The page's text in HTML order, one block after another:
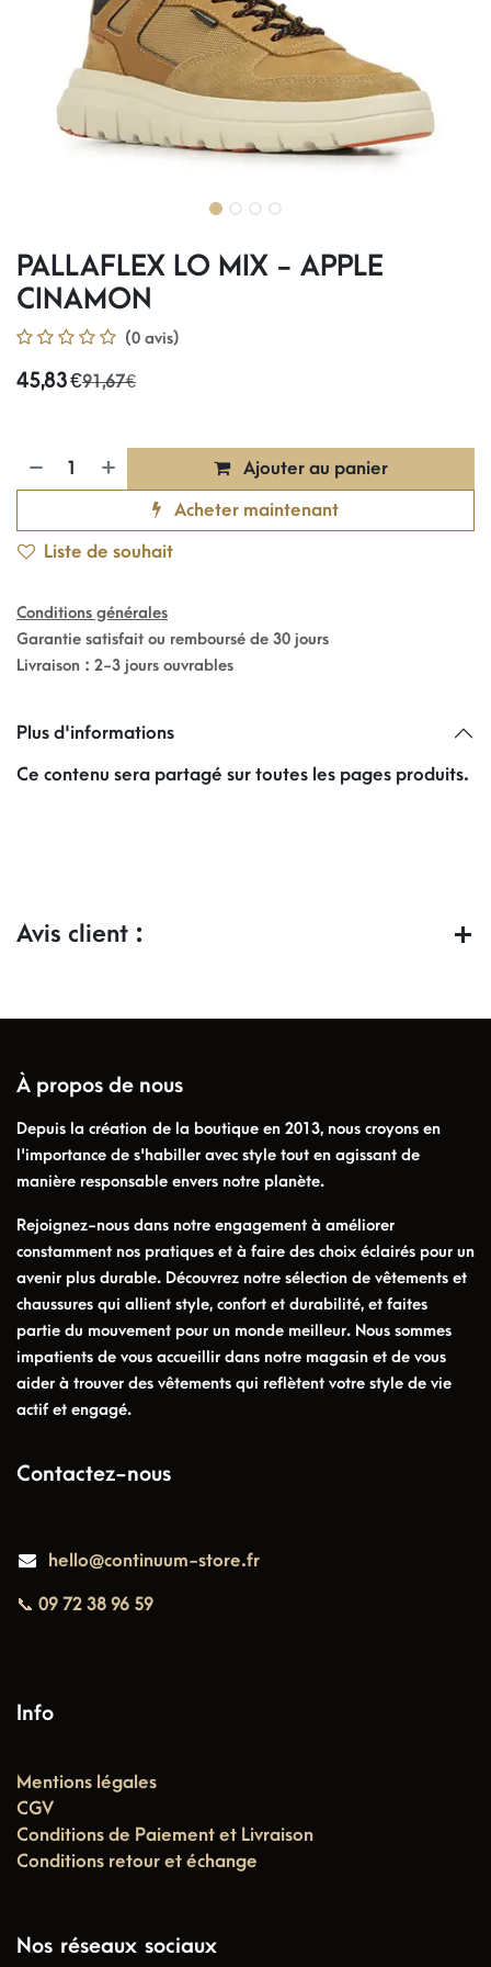
PALLAFLEX LO MIX - APPLE
CINAMON
(0 avis)
45,83€91,67€
Ajouter au panier
Acheter maintenant
Liste de souhait
Conditions générales
Garantie satisfait ou remboursé de 30 jours
Livraison : 2-3 jours ouvrables
Plus d'informations
Ce contenu sera partagé sur toutes les pages produits.
Avis client :
À propos de nous
Depuis la création de la boutique en 2013, nous croyons en
l'importance de s'habiller avec style tout en agissant de
manière responsable envers notre planète.
Rejoignez-nous dans notre engagement à améliorer
constamment nos pratiques et à faire des choix éclairés pour un
avenir plus durable. Découvrez notre sélection de vêtements et
chaussures qui allient style, confort et durabilité, et faites
partie du mouvement pour un monde meilleur. Nous sommes
impatients de vous accueillir dans notre magasin et de vous
aider à trouver des vêtements qui reflètent votre style de vie
actif et engagé.
Contactez-nous
hello@continuum-store.fr
📞 09 72 38 96 59
Info
Mentions légales
CGV
Conditions de Paiement et Livraison
Conditions retour et échange
Nos réseaux sociaux